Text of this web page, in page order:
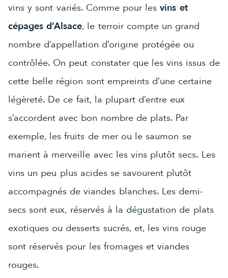
vins y sont variés. Comme pour lesvins et
cépages d’Alsace, le terroir compte un grand
nombre d’appellation d’origine protégée ou
contrôlée. On peut constater que les vins issus de
cette belle région sont empreints d’une certaine
légèreté. De ce fait, la plupart d’entre eux
s’accordent avec bon nombre de plats. Par
exemple, les fruits de mer ou le saumon se
marient à merveille avec les vins plutôt secs. Les
vins un peu plus acides se savourent plutôt
accompagnés de viandes blanches. Les demi-
secs sont eux, réservés à la dégustation de plats
exotiques ou desserts sucrés, et, les vins rouge
sont réservés pour les fromages et viandes
rouges.